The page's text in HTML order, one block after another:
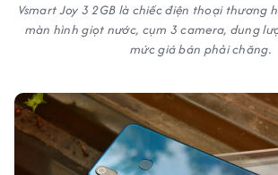
Vsmart Joy 3 2GB là chiếc điện thoại thương
màn hình giọt nước, cụm 3 camera, dung
mức giá bán phải chăng.